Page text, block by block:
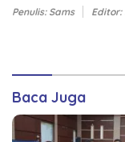
Penulis: Sams Editor:
Baca Juga